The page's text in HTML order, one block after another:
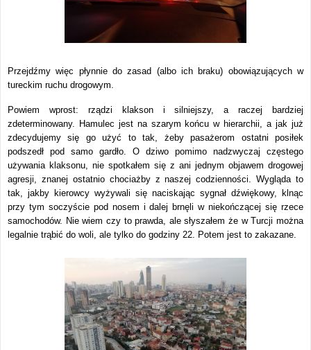
Przejdźmy więc płynnie do zasad (albo ich braku) obowiązujących w
tureckim ruchu drogowym.
Powiem wprost: rządzi klakson i silniejszy, a raczej bardziej
zdeterminowany. Hamulec jest na szarym końcu w hierarchii, a jak już
zdecydujemy się go użyć to tak, żeby pasażerom ostatni posiłek
podszedł pod samo gardło. O dziwo pomimo nadzwyczaj częstego
używania klaksonu, nie spotkałem się z ani jednym objawem drogowej
agresji, znanej ostatnio chociażby z naszej codzienności. Wygląda to
tak, jakby kierowcy wyżywali się naciskając sygnał dźwiękowy, klnąc
przy tym soczyście pod nosem i dalej brnęli w niekończącej się rzece
samochodów. Nie wiem czy to prawda, ale słyszałem że w Turcji można
legalnie trąbić do woli, ale tylko do godziny 22. Potem jest to zakazane.